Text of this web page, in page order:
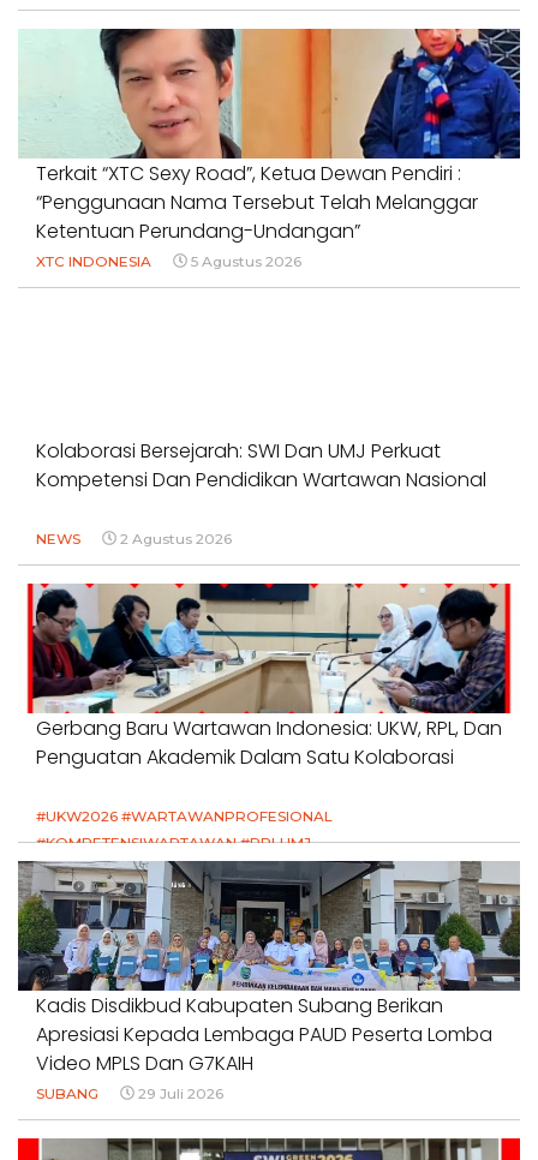
Terkait “XTC Sexy Road”, Ketua Dewan Pendiri :
“Penggunaan Nama Tersebut Telah Melanggar
Ketentuan Perundang-Undangan”
XTC INDONESIA 5 Agustus 2026
Kolaborasi Bersejarah: SWI Dan UMJ Perkuat
Kompetensi Dan Pendidikan Wartawan Nasional
NEWS 2 Agustus 2026
Gerbang Baru Wartawan Indonesia: UKW, RPL, Dan
Penguatan Akademik Dalam Satu Kolaborasi
#UKW2026 #WARTAWANPROFESIONAL
#KOMPETENSIWARTAWAN #RPLUMJ
#PENDIDIKANWARTAWAN #SWINASIONAL #SWIJABAR
1 Agustus 2026
Kadis Disdikbud Kabupaten Subang Berikan
Apresiasi Kepada Lembaga PAUD Peserta Lomba
Video MPLS Dan G7KAIH
SUBANG 29 Juli 2026